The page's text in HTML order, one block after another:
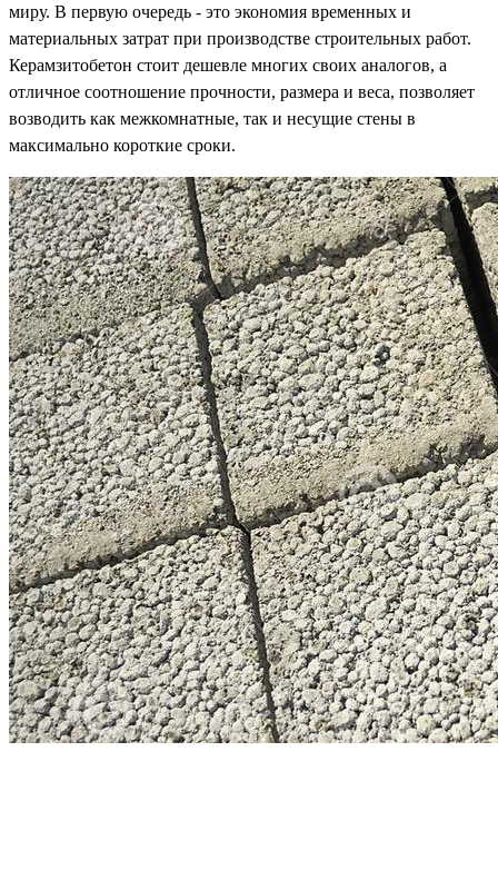
миру. В первую очередь - это экономия временных и
материальных затрат при производстве строительных работ.
Керамзитобетон стоит дешевле многих своих аналогов, а
отличное соотношение прочности, размера и веса, позволяет
возводить как межкомнатные, так и несущие стены в
максимально короткие сроки.